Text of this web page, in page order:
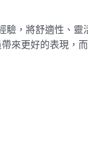
驗，將舒適性、靈
來更好的表現，而